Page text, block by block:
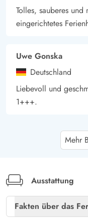
Tolles, sauberes
eingerichtetes
Uwe Gonska
Deutschland
Liebevoll und
1+++.
Marcus Busch
Deutschland
dänischem
Kurze Wege sowohl
Mehr
Ausstattung
Fakten über das